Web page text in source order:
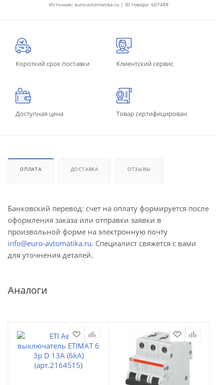
Источник: euro-avtomatika.ru | ID товара: 607488
Короткий срок поставки Клиентский сервис
Доступная цена Товар сертифицирован
ОПЛАТА ДОСТАВКА ОТЗЫВЫ
Банковский перевод: счет на оплату формируется после
оформления заказа или отправки заявки в
произвольной форме на электронную почту
info@euro-avtomatika.ru. Специалист свяжется с вами
для уточнения деталей.
Аналоги